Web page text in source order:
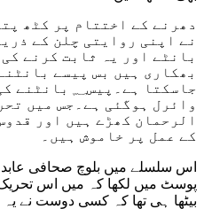
دھرنے کے اختتام پر کٹھ
نے اپنی روایتی چلن کے
بانٹے اور یہ ثابت کرنے
بھکاری ہیں بس پیسے
جاسکتا
وائرل ہوگئی ہے۔جس میں
الرحمان کھڑے ہیں اور
کے عمل پر خاموش ہیں۔
اس سلسلے میں بلوچ صحافی عابد
پوسٹ میں لکھا کہ میں اس تحریک
بیٹھا ہی تھا کہ کسی دوست نے یہ